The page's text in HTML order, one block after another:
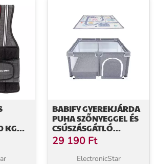
KG
23
BABIFY GYEREKJÁRDA
PUHA SZŐNYEGGEL ÉS
CSÚSZÁSGÁTLÓ
JÁRÓKÁVAL, BELTÉRI
ÉS KÜLTÉRI
HASZNÁLATRA IS
29 190 Ft
ElectronicStar